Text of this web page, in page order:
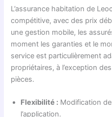
L’assurance habitation de
compétitive, avec des prix
une gestion mobile, les
moment les garanties et le
service est particulièrement
propriétaires, à l’exception
pièces.
Flexibilité : Modification
l’application.